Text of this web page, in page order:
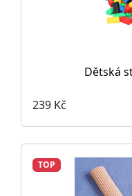
Dětská
239 Kč
TOP